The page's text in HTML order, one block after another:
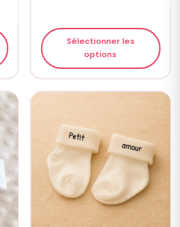
Sélectionner les
options